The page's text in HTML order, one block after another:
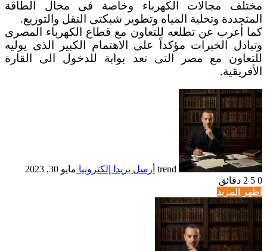
مختلف مجالات الكهرباء وخاصة فى مجال الطاقة
المتجددة وتحلية المياه وتطوير شبكتى النقل والتوزيع.
كما أعرب عن تطلعه للتعاون مع قطاع الكهرباء المصرى
وتبادل الخبرات مؤكداً على الاهتمام الكبير الذى يوليه
للتعاون مع مصر التى تعد بوابة للدخول الى القارة
الأفريقية.
trend أرسل بريدا إلكترونيا مايو 30, 2023
0
2 دقائق
اظهر المزيد